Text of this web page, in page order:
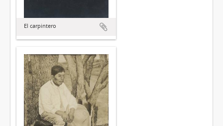
El carpintero